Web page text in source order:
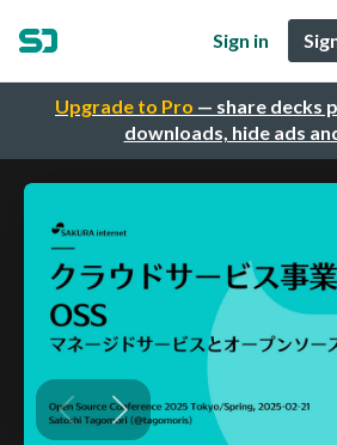
Upgrade to Pro — share decks
downloads, hide ads
Sign in